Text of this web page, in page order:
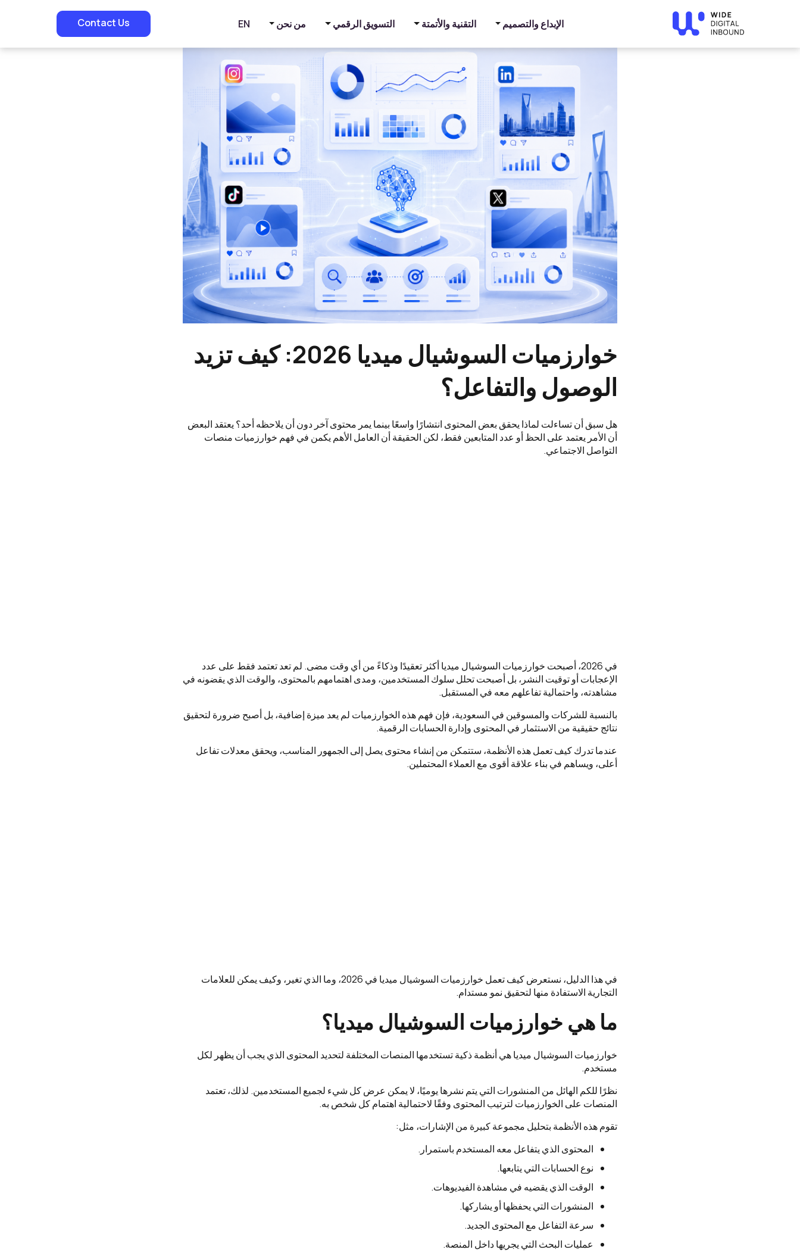
الإبداع والتصميم التقنية والأتمتة التسويق الرقمي من نحن EN
Contact Us Home» Blog
»
خوارزميات السوشيال ميديا 2026: كيف تزيد
الوصول والتفاعل؟
هل سبق أن تساءلت لماذا يحقق بعض المحتوى انتشارًا واسعًا بينما يمر محتوى آخر دون أن يلاحظه أحد؟ يعتقد البعض
أن الأمر يعتمد على الحظ أو عدد المتابعين فقط، لكن الحقيقة أن العامل الأهم يكمن في فهم خوارزميات منصات
التواصل الاجتماعي.
في 2026، أصبحت خوارزميات السوشيال ميديا أكثر تعقيدًا وذكاءً من أي وقت مضى. لم تعد تعتمد فقط على عدد
الإعجابات أو توقيت النشر، بل أصبحت تحلل سلوك المستخدمين، ومدى اهتمامهم بالمحتوى، والوقت الذي يقضونه في
مشاهدته، واحتمالية تفاعلهم معه في المستقبل.
بالنسبة للشركات والمسوقين في السعودية، فإن فهم هذه الخوارزميات لم يعد ميزة إضافية، بل أصبح ضرورة لتحقيق
نتائج حقيقية من الاستثمار في المحتوى وإدارة الحسابات الرقمية.
عندما تدرك كيف تعمل هذه الأنظمة، ستتمكن من إنشاء محتوى يصل إلى الجمهور المناسب، ويحقق معدلات تفاعل
أعلى، ويساهم في بناء علاقة أقوى مع العملاء المحتملين.
في هذا الدليل، نستعرض كيف تعمل خوارزميات السوشيال ميديا في 2026، وما الذي تغير، وكيف يمكن للعلامات
التجارية الاستفادة منها لتحقيق نمو مستدام.
ما هي خوارزميات السوشيال ميديا؟
خوارزميات السوشيال ميديا هي أنظمة ذكية تستخدمها المنصات المختلفة لتحديد المحتوى الذي يجب أن يظهر لكل
مستخدم.
نظرًا للكم الهائل من المنشورات التي يتم نشرها يوميًا، لا يمكن عرض كل شيء لجميع المستخدمين. لذلك، تعتمد
المنصات على الخوارزميات لترتيب المحتوى وفقًا لاحتمالية اهتمام كل شخص به.
تقوم هذه الأنظمة بتحليل مجموعة كبيرة من الإشارات، مثل:
المحتوى الذي يتفاعل معه المستخدم باستمرار.
نوع الحسابات التي يتابعها.
الوقت الذي يقضيه في مشاهدة الفيديوهات.
المنشورات التي يحفظها أو يشاركها.
سرعة التفاعل مع المحتوى الجديد.
عمليات البحث التي يجريها داخل المنصة.